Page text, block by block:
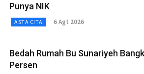
Punya NIK
ASTA CITA 6 Agt 2026
Bedah Rumah Bu Sunariyeh
Persen